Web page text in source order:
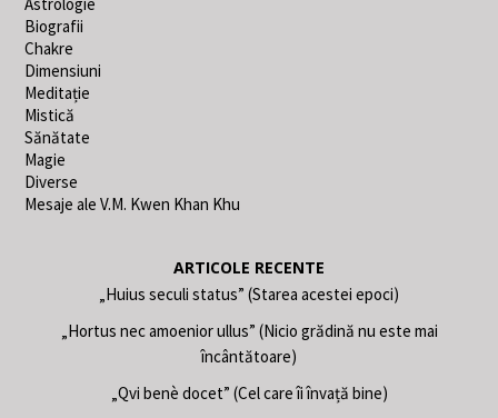
Astrologie
Biografii
Chakre
Dimensiuni
Meditație
Mistică
Sănătate
Magie
Diverse
Mesaje ale V.M. Kwen Khan Khu
ARTICOLE RECENTE
„Huius seculi status” (Starea acestei epoci)
„Hortus nec amoenior ullus” (Nicio grădină nu este mai
încântătoare)
„Qvi benè docet” (Cel care îi învață bine)